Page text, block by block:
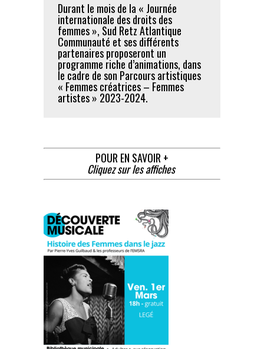
Durant le mois de la « Journée
internationale des droits des
femmes », Sud Retz Atlantique
Communauté et ses différents
partenaires proposeront un
programme riche d’animations, dans
le cadre de son Parcours artistiques
« Femmes créatrices – Femmes
artistes » 2023-2024.
POUR EN SAVOIR +
Cliquez sur les affiches